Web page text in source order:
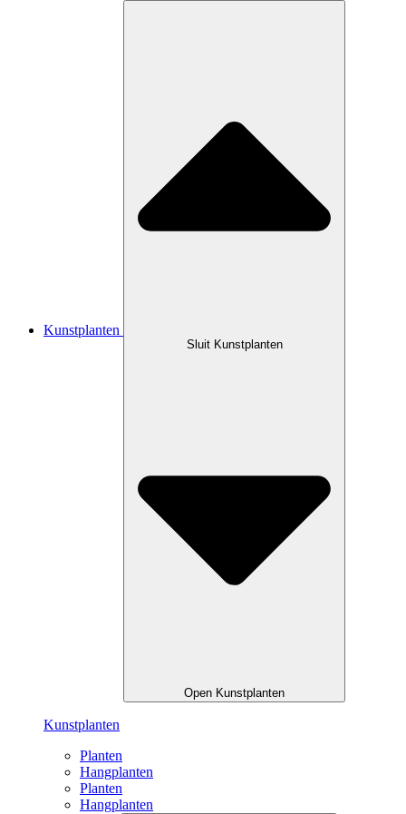
Kunstplanten
Sluit Kunstplanten
Open Kunstplanten
Kunstplanten
Planten
Hangplanten
Planten
Hangplanten